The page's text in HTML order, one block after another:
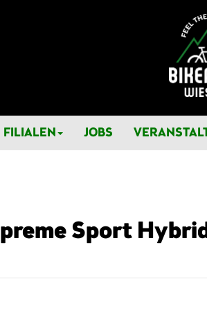
FILIALEN JOBS
Sport